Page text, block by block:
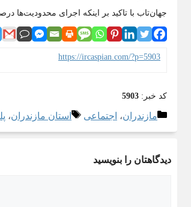
جهان‌تاب با تاکید بر اینکه اجرای محدودیت‌‌ها
https://ircaspian.com/?p=5903
کد خبر: 5903
دسته‌ها
مازندران، اجتماعی برچسب‌ها
استان مازندران،
دیدگاهتان را بنویسید